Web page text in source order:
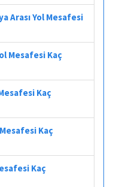
Arası Yol Mesafesi
Mesafesi Kaç
Kaç
Kaç
Kaç